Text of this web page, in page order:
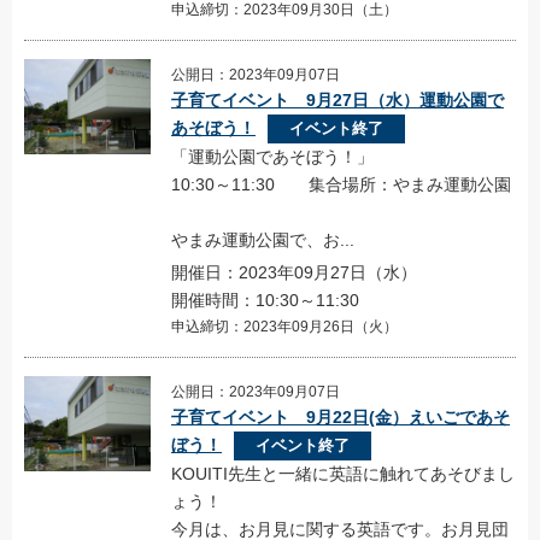
申込締切：2023年09月30日（土）
公開日：2023年09月07日
子育てイベント 9月27日（水）運動公園で
あそぼう！
イベント終了
「運動公園であそぼう！」
10:30～11:30 集合場所：やまみ運動公園
やまみ運動公園で、お...
開催日：2023年09月27日（水）
開催時間：10:30～11:30
申込締切：2023年09月26日（火）
公開日：2023年09月07日
子育てイベント 9月22日(金）えいごであそ
ぼう！
イベント終了
KOUITI先生と一緒に英語に触れてあそびまし
ょう！
今月は、お月見に関する英語です。お月見団